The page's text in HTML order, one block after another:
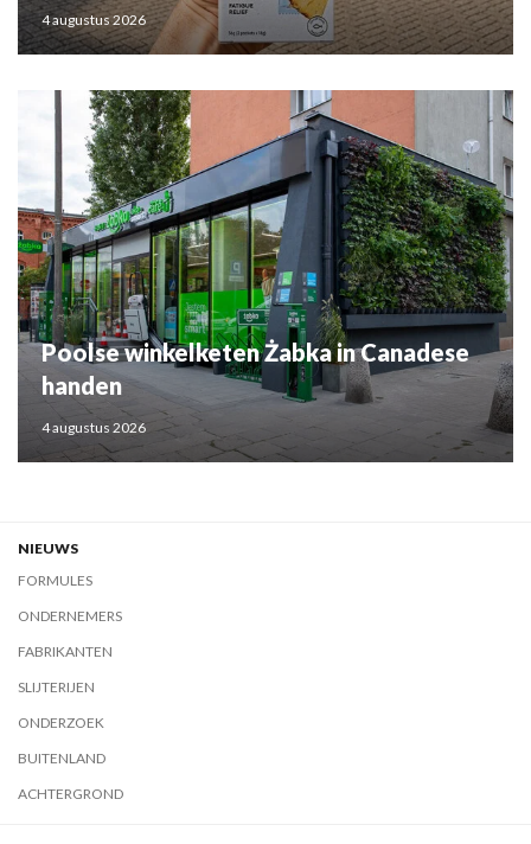
4 augustus 2026
Poolse winkelketen Żabka in Canadese
handen
4 augustus 2026
NIEUWS
FORMULES
ONDERNEMERS
FABRIKANTEN
SLIJTERIJEN
ONDERZOEK
BUITENLAND
ACHTERGROND